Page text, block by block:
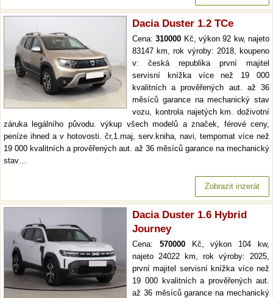
Dacia Duster 1.2 TCe
Cena:310000 Kč, výkon 92 kw, najeto
83147 km, rok výroby: 2018, koupeno
v: česká republika první majitel
servisní knížka více než 19 000
kvalitních a prověřených aut. až 36
měsíců garance na mechanický stav
vozu, kontrola najetých km. doživotní
záruka legálního původu. výkup všech modelů a značek, férové ceny,
peníze ihned a v hotovosti. čr,1.maj, serv.kniha, navi, tempomat více než
19 000 kvalitních a prověřených aut. až 36 měsíců garance na mechanický
stav…
Zobrazit inzerát
Dacia Duster 1.6 Hybrid
Journey
Cena: 570000Kč, výkon 104 kw,
najeto 24022 km, rok výroby: 2025,
první majitel servisní knížka více než
19 000 kvalitních a prověřených aut.
až 36 měsíců garance na mechanický